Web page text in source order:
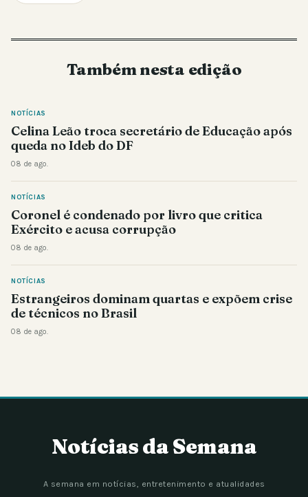
Também nesta edição
NOTÍCIAS
Celina Leão troca secretário de Educação após
queda no Ideb do DF
08 de ago.
NOTÍCIAS
Coronel é condenado por livro que critica
Exército e acusa corrupção
08 de ago.
NOTÍCIAS
Estrangeiros dominam quartas e expõem crise
de técnicos no Brasil
08 de ago.
Notícias da Semana
A semana em notícias, entretenimento e atualidades